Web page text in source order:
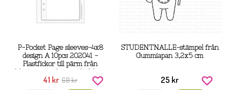
P-Pocket Page sleeves-4x8
design A 10pcs 202041 -
Plastfickor till pärm från
41 kr 68 kr
STUDENTNALLE-stämpel från
Gummiapan 3,2x5 cm
25 kr